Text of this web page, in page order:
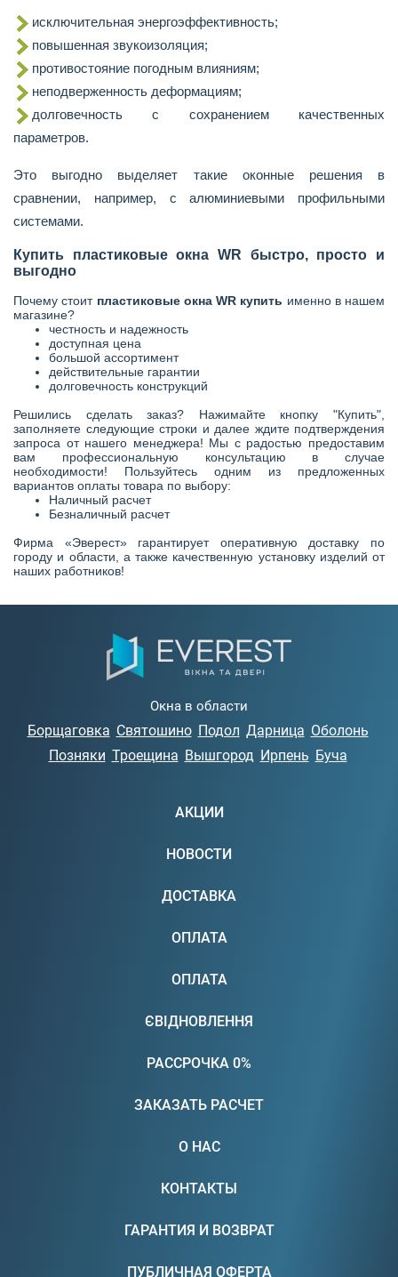
исключительная энергоэффективность;
повышенная звукоизоляция;
противостояние погодным влияниям;
неподверженность деформациям;
долговечность с сохранением качественных
параметров.
Это выгодно выделяет такие оконные решения в
сравнении, например, с алюминиевыми профильными
системами.
Купить пластиковые окна WR быстро, просто и
выгодно
Почему стоит пластиковые окна WR купить именно в нашем
магазине?
честность и надежность
доступная цена
большой ассортимент
действительные гарантии
долговечность конструкций
Решились сделать заказ? Нажимайте кнопку "Купить",
заполняете следующие строки и далее ждите подтверждения
запроса от нашего менеджера! Мы с радостью предоставим
вам профессиональную консультацию в случае
необходимости! Пользуйтесь одним из предложенных
вариантов оплаты товара по выбору:
Наличный расчет
Безналичный расчет
Фирма «Эверест» гарантирует оперативную доставку по
городу и области, а также качественную установку изделий от
наших работников!
Окна в области
Борщаговка Святошино Подол Дарница Оболонь
Позняки Троещина Вышгород Ирпень Буча
АКЦИИ
НОВОСТИ
ДОСТАВКА
ОПЛАТА
ОПЛАТА
ЄВІДНОВЛЕННЯ
РАССРОЧКА 0%
ЗАКАЗАТЬ РАСЧЕТ
О НАС
КОНТАКТЫ
ГАРАНТИЯ И ВОЗВРАТ
ПУБЛИЧНАЯ ОФЕРТА